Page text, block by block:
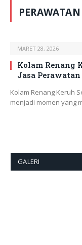
MARET 28, 2026
Kolam Renang
Jasa
Kolam Renang Keruh
menjadi momen yang
GALERI